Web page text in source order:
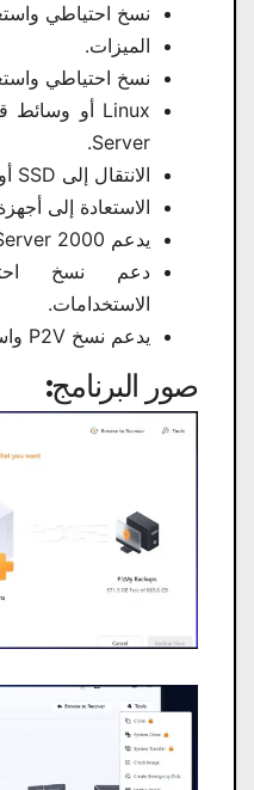
نسخ احتياطي
الميزات.
نسخ احتياطي
Server.
الانتقال إلى SSD أو HDD آخر.
الاستعادة إلى
يدعم SQL Server 2000 و2005 و2008.
دعم نسخ
الاستخدامات.
يدعم نسخ P2V واسترداد P2V.
صور البرنامج: